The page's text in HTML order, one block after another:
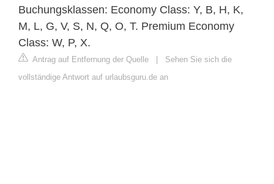
Buchungsklassen: Economy Class: Y, B, H, K,
M, L, G, V, S, N, Q, O, T. Premium Economy
Class: W, P, X.
Antrag auf Entfernung der Quelle | Sehen Sie sich die
vollständige Antwort auf urlaubsguru.de an